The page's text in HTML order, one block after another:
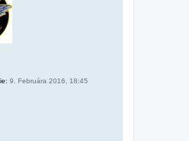
9. Februára 2016, 18:45